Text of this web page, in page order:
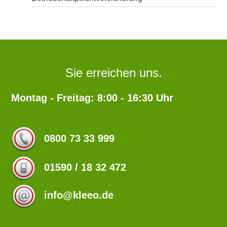
Sie erreichen uns.
Montag - Freitag: 8:00 - 16:30 Uhr
0800 73 33 999
01590 / 18 32 472
info@kleeo.de